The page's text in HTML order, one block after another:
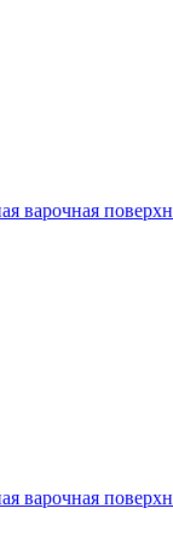
варочная
варочная